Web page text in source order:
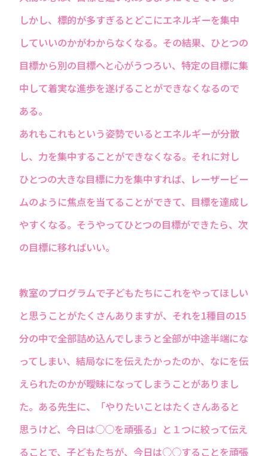
しかし、標的が多すぎるとどこにエネルギーを集中
していいのかがわからなくなる。その結果、ひとつの
目標から別の目標へと心がうつろい、特定の目標に集
中して着実な進歩を遂げることができなくなるので
ある。
あれもこれもという姿勢でいるとエネルギーが分散
し、力を集中することができなくなる。それに対し
ひとつの大きな目標に力を集中すれば、レーザービー
ムのように焦点を当てることができて、目標を達成し
やすくなる。そうやってひとつの目標ができたら、次
の目標に移ればいい。
教室のプログラムで子どもたちにこれをやってほしい
と思うことがたくさんありますが、それを1種目の15
分の中で全部詰め込んでしまうと全部が中途半端にな
ってしまい、結局なにを伝えたかったのか、なにを伝
えられたのかが曖昧になってしまうことがありまし
た。ある先生に、「やりたいことはたくさんあると
思うけど、今日は○○を頑張る」と１つに絞って伝え
ることで、子どもたちが、今日は○○することを頑張